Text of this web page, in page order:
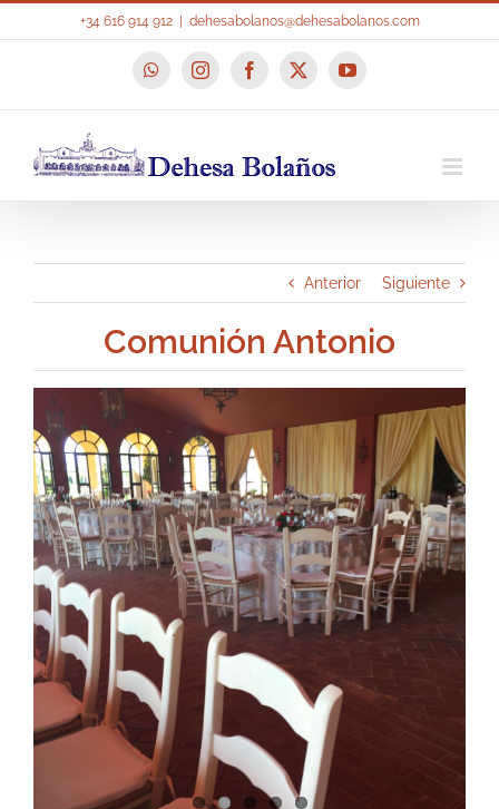
+34 616 914 912 dehesabolanos@dehesabolanos.com
WhatsAppInstagramFacebook
X YouTube
Anterior Siguiente
Comunión Antonio